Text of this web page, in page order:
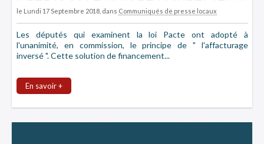
le Lundi 17 Septembre 2018 , dans Communiqués de presse locaux
Les députés qui examinent la loi Pacte ont adopté à
l'unanimité, en commission, le principe de " l'affacturage
inversé ". Cette solution de financement...
En savoir +